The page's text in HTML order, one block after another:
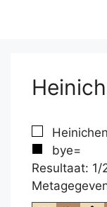
bye=
Resultaat: 1/